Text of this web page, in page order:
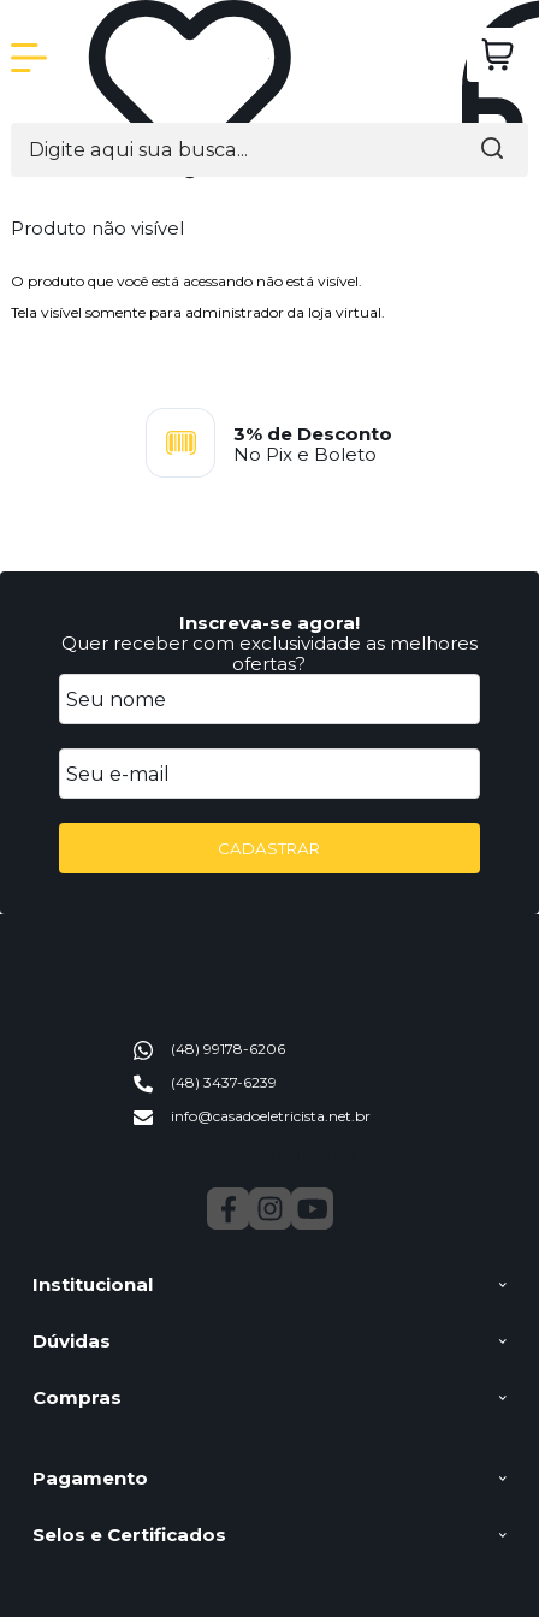
Produto não visível
O produto que você está acessando não está visível.
Tela visível somente para administrador da loja virtual.
3% de Desconto
No Pix e Boleto
Inscreva-se agora!
Quer receber com exclusividade as melhores
ofertas?
CADASTRAR
Institucional
Dúvidas
Compras
(48) 99178-6206
(48) 3437-6239
info@casadoeletricista.net.br
Pagamento
Selos e Certificados